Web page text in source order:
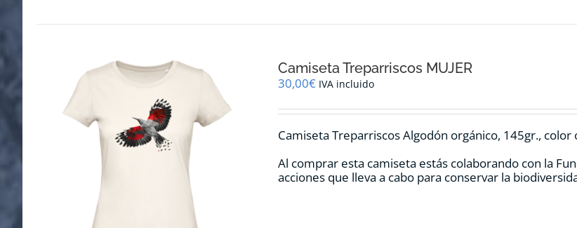
opciones
elegir
la
de
producto
Camiseta Treparriscos MUJER
30,00€ IVA incluido
Camiseta Treparriscos Algodón orgánico, 145gr., color
Al comprar esta camiseta estás colaborando con la
acciones que lleva a cabo para conservar la